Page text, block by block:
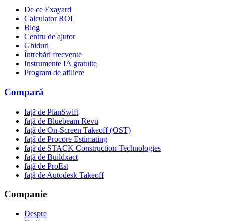
De ce Exayard
Calculator ROI
Blog
Centru de ajutor
Ghiduri
Întrebări frecvente
Instrumente IA gratuite
Program de afiliere
Compară
față de PlanSwift
față de Bluebeam Revu
față de On-Screen Takeoff (OST)
față de Procore Estimating
față de STACK Construction Technologies
față de Buildxact
față de ProEst
față de Autodesk Takeoff
Companie
Despre